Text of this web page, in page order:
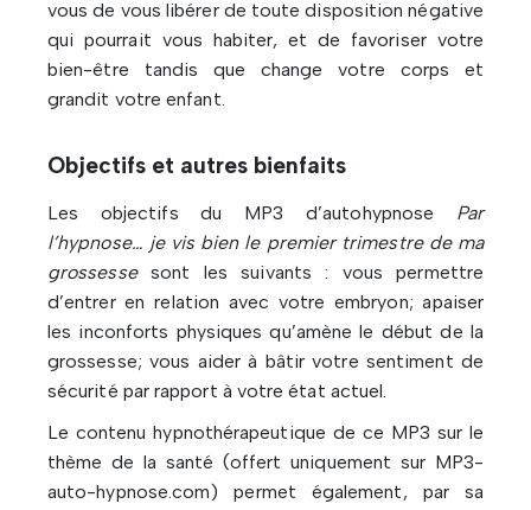
vous de vous libérer de toute disposition négative
qui pourrait vous habiter, et de favoriser votre
bien-être tandis que change votre corps et
grandit votre enfant.
Objectifs et autres bienfaits
Les objectifs du MP3 d’autohypnose Par
l’hypnose… je vis bien le premier trimestre de ma
grossessesont les suivants : vous permettre
d’entrer en relation avec votre embryon; apaiser
les inconforts physiques qu’amène le début de la
grossesse; vous aider à bâtir votre sentiment de
sécurité par rapport à votre état actuel.
Le contenu hypnothérapeutique de ce MP3 sur le
thème de la santé (offert uniquement sur MP3-
auto-hypnose.com) permet également, par sa